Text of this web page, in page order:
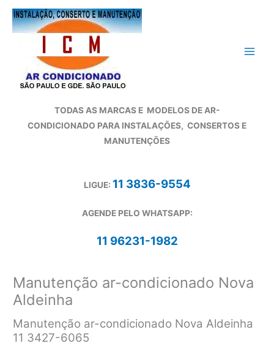
para
TODAS AS MARCAS E MODELOS DE AR-
CONDICIONADO PARA INSTALAÇÕES, CONSERTOS E
MANUTENÇÕES
LIGUE: 11 3836-9554
AGENDE PELO WHATSAPP:
11 96231-1982
Manutenção ar-condicionado Nova
Aldeinha
Manutenção ar-condicionado Nova Aldeinha
11 3427-6065